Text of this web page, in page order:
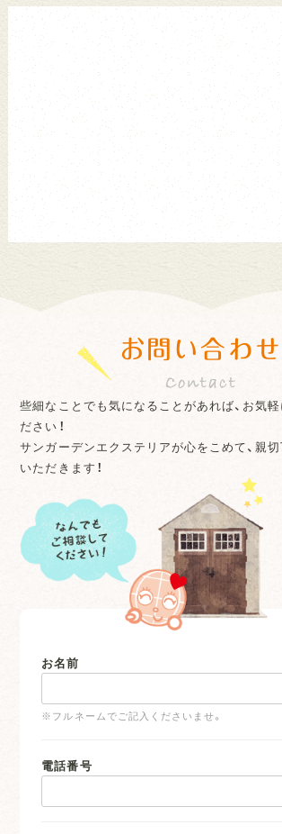
お問い合わせ
些細なことでも気になることがあれば、お気
ださい！
サンガーデンエクステリアが心をこめて、親
いただきます！
お名前
※フルネームでご記入くださいませ。
電話番号